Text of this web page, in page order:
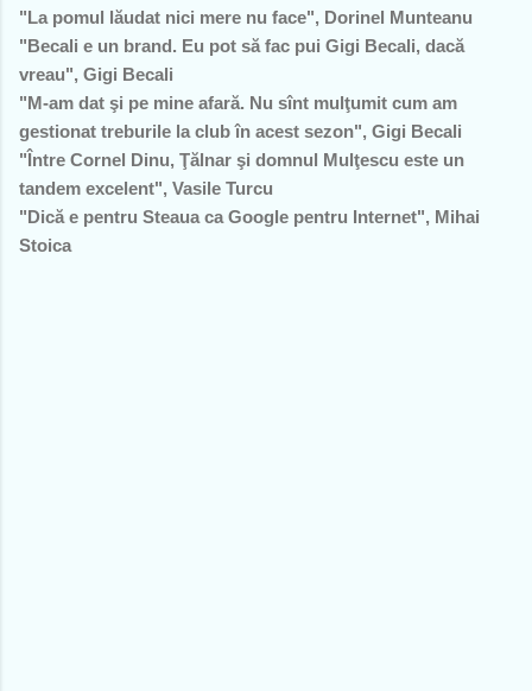
"La pomul lăudat nici mere nu face", Dorinel Munteanu
"Becali e un brand. Eu pot să fac pui Gigi Becali, dacă
vreau", Gigi Becali
"M-am dat şi pe mine afară. Nu sînt mulţumit cum am
gestionat treburile la club în acest sezon", Gigi Becali
"Între Cornel Dinu, Ţălnar şi domnul Mulţescu este un
tandem excelent", Vasile Turcu
"Dică e pentru Steaua ca Google pentru Internet", Mihai
Stoica